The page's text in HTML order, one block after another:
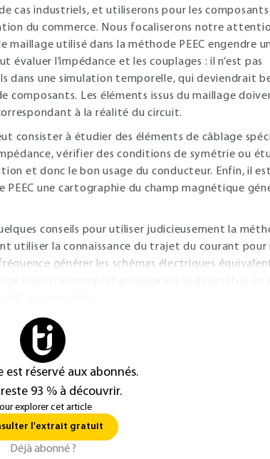
cas industriels, et utiliserons pour les composants
du commerce. Nous focaliserons notre
utilisé dans la méthode PEEC engendre
l’impédance et les couplages : il n’est pas
dans une simulation temporelle, qui deviendrait
composants. Les éléments issus du maillage
à la réalité du circuit.
consister à étudier des éléments de câblage
vérifier des conditions de symétrie ou
et donc le bon usage du conducteur. Enfin, il est
une cartographie du champ magnétique
conseils pour utiliser judicieusement la
utiliser la connaissance du trajet du courant pour
générer les schémas électriques
est réservé aux abonnés.
93 % à découvrir.
explorer cet article
l'extrait gratuit
Déjà abonné ?